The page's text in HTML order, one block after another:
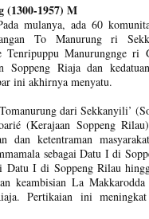
(1300-1957) M
mulanya, ada 60
To Manurung ri
Tenripuppu Manurungnge ri
Soppeng Riaja dan
ini akhirnya menyatu.
dari Sekkanyili’
(Kerajaan Soppeng
dan ketentraman
sebagai Datu I di
Datu I di Soppeng Rilau
keambisian La Makkarodda
Pertikaian ini